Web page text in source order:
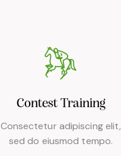
Contest Training
Consectetur adipiscing elit,
sed do eiusmod tempo.